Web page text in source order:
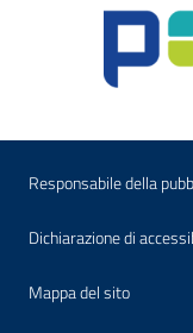
Menu di
Responsabile della
Dichiarazione di
Mappa del sitoSito